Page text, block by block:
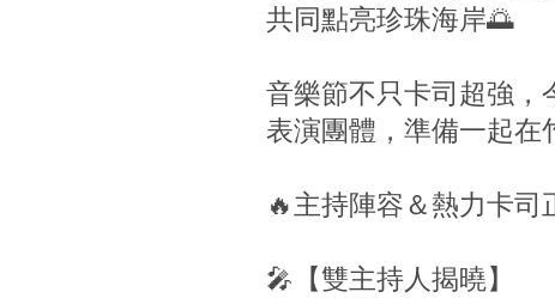
共同點亮珍珠海岸🌅
音樂節不只卡司超強，
表演團體，準備一起在
🔥主持陣容＆熱力卡司
🎤【雙主持人揭曉】